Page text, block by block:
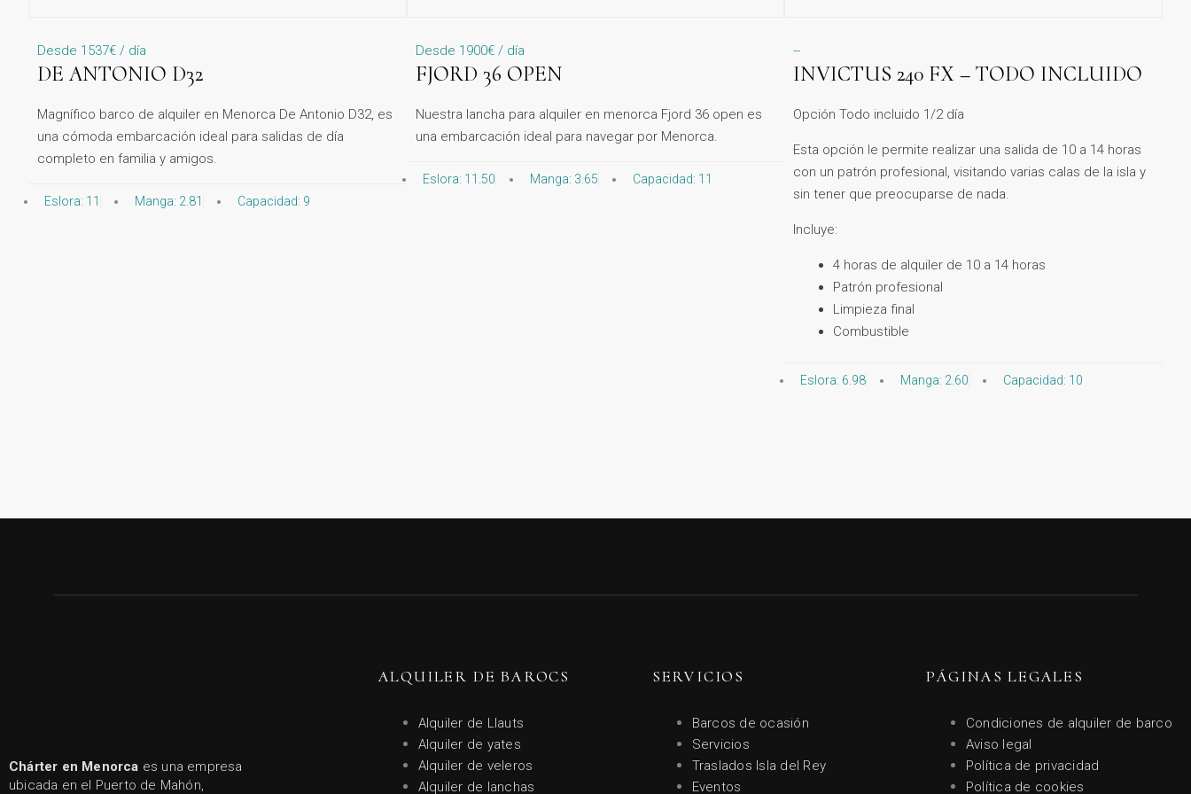
Desde 1537€ / día
DE ANTONIO D32
Magnífico barco de alquiler en Menorca De Antonio D32, es
una cómoda embarcación ideal para salidas de día
completo en familia y amigos.
Eslora: 11 Manga: 2.81 Capacidad: 9
Desde 1900€ / día
FJORD 36 OPEN
Nuestra lancha para alquiler en menorca Fjord 36 open es
una embarcación ideal para navegar por Menorca.
Eslora: 11.50 Manga: 3.65 Capacidad: 11
--
INVICTUS 240 FX – TODO INCLUIDO
Opción Todo incluido 1/2 día
Esta opción le permite realizar una salida de 10 a 14 horas
con un patrón profesional, visitando varias calas de la isla y
sin tener que preocuparse de nada.
Incluye:
4 horas de alquiler de 10 a 14 horas
Patrón profesional
Limpieza final
Combustible
Eslora: 6.98 Manga: 2.60 Capacidad: 10
Chárter en Menorca es una empresa
ubicada en el Puerto de Mahón,
ALQUILER DE BAROCS
Alquiler de Llauts
Alquiler de yates
Alquiler de veleros
Alquiler de lanchas
SERVICIOS
Barcos de ocasión
Servicios
Traslados Isla del Rey
Eventos
PÁGINAS LEGALES
Condiciones de alquiler de barco
Aviso legal
Política de privacidad
Política de cookies